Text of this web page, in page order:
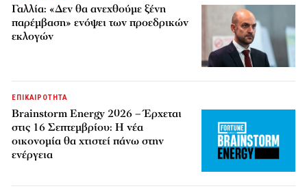
Γαλλία: «Δεν θα ανεχθούμε ξένη
παρέμβαση» ενόψει των προεδρικών
εκλογών
ΕΠΙΚΑΙΡΟΤΗΤΑ
Brainstorm Energy 2026 – Έρχεται
στις 16 Σεπτεμβρίου: Η νέα
οικονομία θα χτιστεί πάνω στην
ενέργεια